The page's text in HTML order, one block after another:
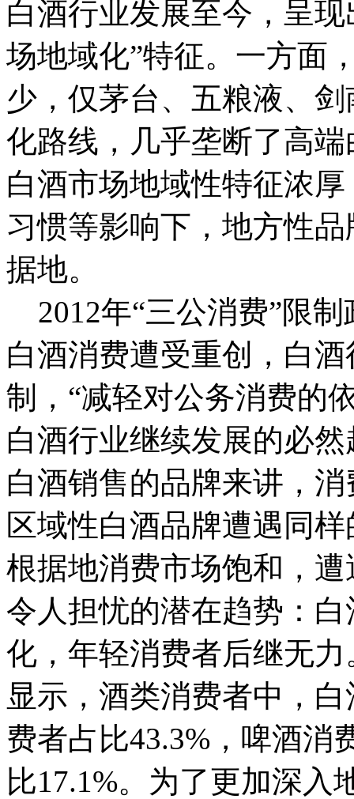
白酒行业发展至今，呈
场地域化”特征。一方面
少，仅茅台、五粮液、
化路线，几乎垄断了高
白酒市场地域性特征浓
习惯等影响下，地方性
据地。
2012年“三公消费”限制
白酒消费遭受重创，白
制，“减轻对公务消费的
白酒行业继续发展的必
白酒销售的品牌来讲，
区域性白酒品牌遭遇同
根据地消费市场饱和，
令人担忧的潜在趋势：
化，年轻消费者后继无力
显示，酒类消费者中，
费者占比43.3%，啤酒消
比17.1%。为了更加深